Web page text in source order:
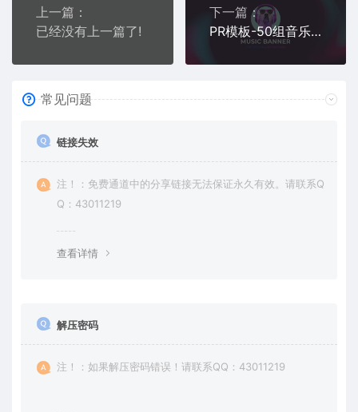
上一篇：
已经没有上一篇了!
下一篇：
PR模板-50组音乐海报广告封面宣传介绍动画 Music Banners Ad Mogrt
常见问题
链接失效
注！：免费通道中的分享链接无法保证永久有效。请联系Q
Q：43011219
查看详情
解压密码
注！：如果解压密码错误！请联系QQ：43011219